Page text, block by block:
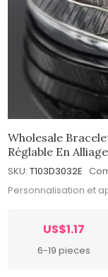
Wholesale
Réglable En
SKU: T103D3032E
Personnalisation et
US$1.17
6-19 pieces